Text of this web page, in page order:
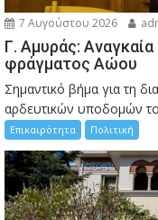
7 Αυγούστου 2026
Γ. Αμυράς:
φράγματος Αώου
Σημαντικό βήμα για τη
αρδευτικών υποδομών
Επικαιρότητα Πολιτική